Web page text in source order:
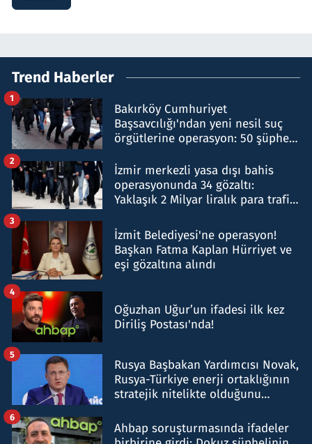
Trend Haberler
Bakırköy Cumhuriyet
Başsavcılığı'ndan yeni nesil suç
örgütlerine operasyon: 50 şüpheli
1
İzmir merkezli yasa dışı bahis
operasyonunda 34 gözaltı:
Yaklaşık 2 Milyar liralık para trafiği
2
İzmit Belediyesi'ne operasyon!
Başkan Fatma Kaplan Hürriyet ve
eşi gözaltına alındı
3
Oğuzhan Uğur’un ifadesi ilk kez
Diriliş Postası'nda!
4
Rusya Başbakan Yardımcısı Novak,
Rusya-Türkiye enerji ortaklığının
stratejik nitelikte olduğunu
5
Ahbap soruşturmasında ifadeler
6